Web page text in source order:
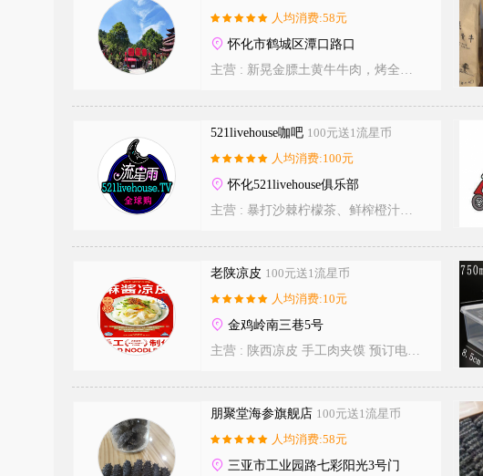
人均消费:58元
怀化市鹤城区潭口路口
主营 : 新晃金膘土黄牛牛肉，烤全羊，杀年猪，烧烤，火锅 预定电话18885422511
521livehouse咖吧 100元送1流星币
人均消费:100元
怀化521livehouse俱乐部
主营 :暴打沙棘柠檬茶、鲜榨橙汁维生素C、 预订热线：13337599521
老陕凉皮 100元送1流星币
人均消费:10元
金鸡岭南三巷5号
主营 : 陕西凉皮 手工肉夹馍 预订电话:16608915636
朋聚堂海参旗舰店 100元送1流星币
人均消费:58元
三亚市工业园路七彩阳光3号门